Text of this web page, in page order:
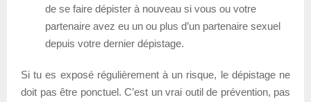
de se faire dépister à nouveau si vous ou votre
partenaire avez eu un ou plus d’un partenaire sexuel
depuis votre dernier dépistage.
Si tu es exposé régulièrement à un risque, le dépistage ne
doit pas être ponctuel. C’est un vrai outil de prévention, pas